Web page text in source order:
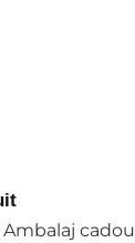
cadou